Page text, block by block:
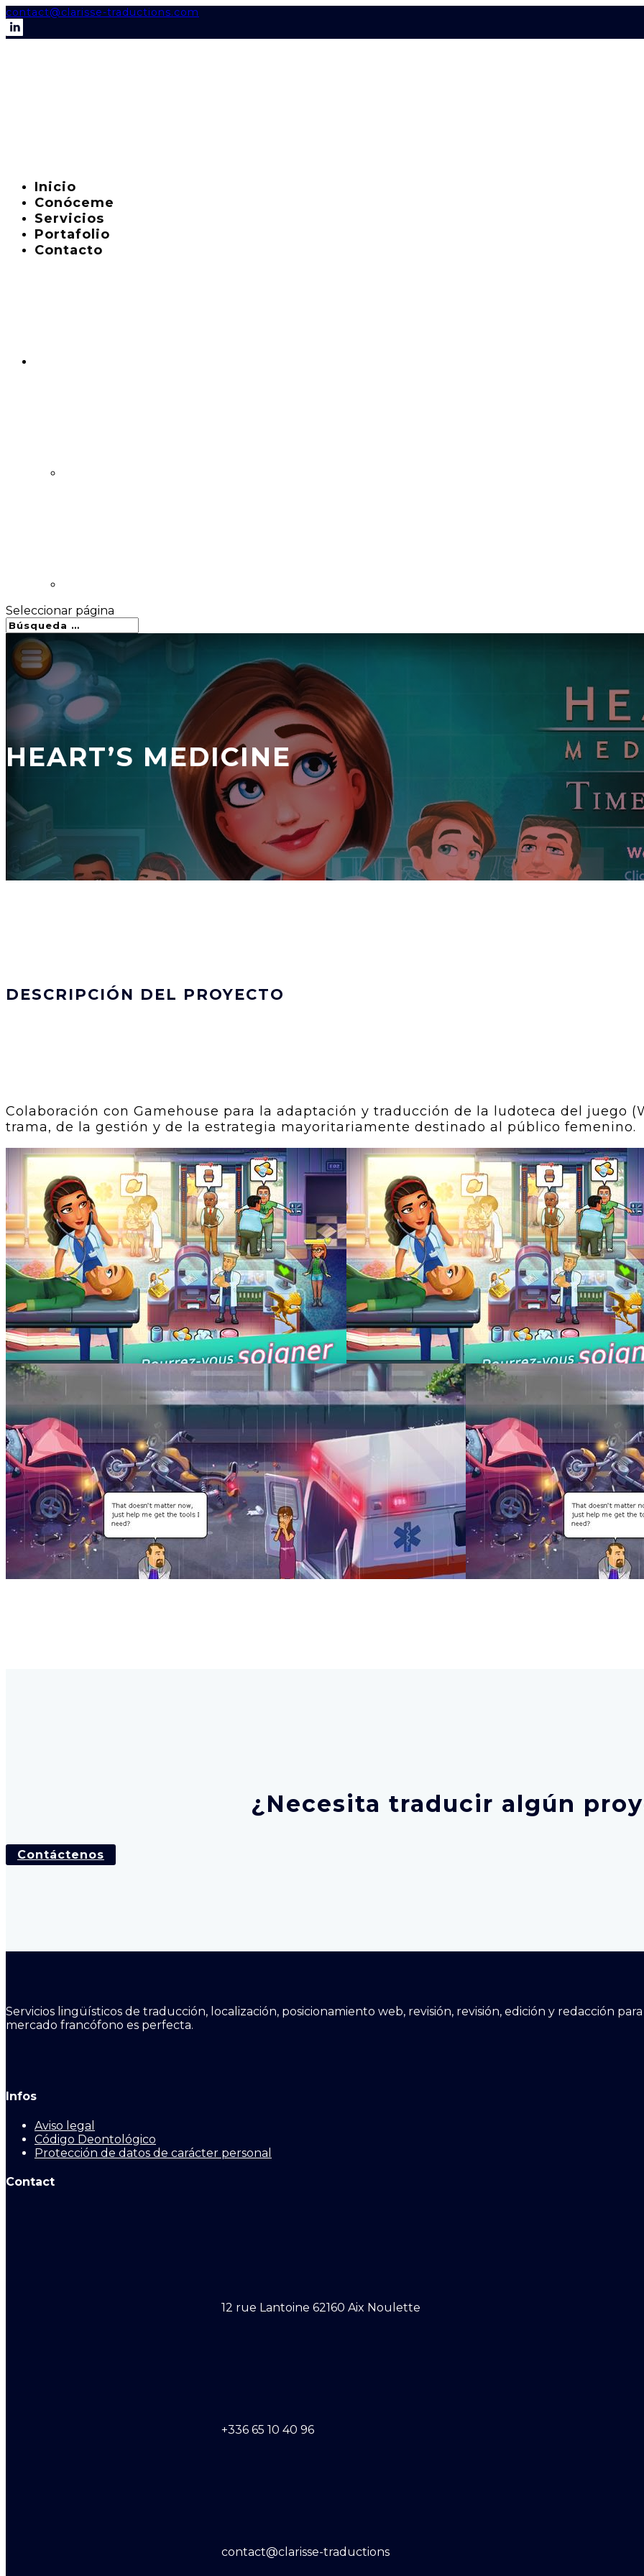
contact@clarisse-traductions.com
Inicio
Conóceme
Servicios
Portafolio
Contacto
Seleccionar página
HEART’S MEDICINE
DESCRIPCIÓN DEL PROYECTO
Colaboración con Gamehouse para la adaptación y traducción de la ludoteca del juego
trama, de la gestión y de la estrategia mayoritariamente destinado al público femenino.
¿Necesita traducir algún
Contáctenos
Servicios lingüísticos de traducción, localización, posicionamiento web, revisión, revisión, edición y redacción
mercado francófono es perfecta.
Infos
Aviso legal
Código Deontológico
Protección de datos de carácter personal
Contact
12 rue Lantoine 62160 Aix Noulette
+336 65 10 40 96
contact@clarisse-traductions